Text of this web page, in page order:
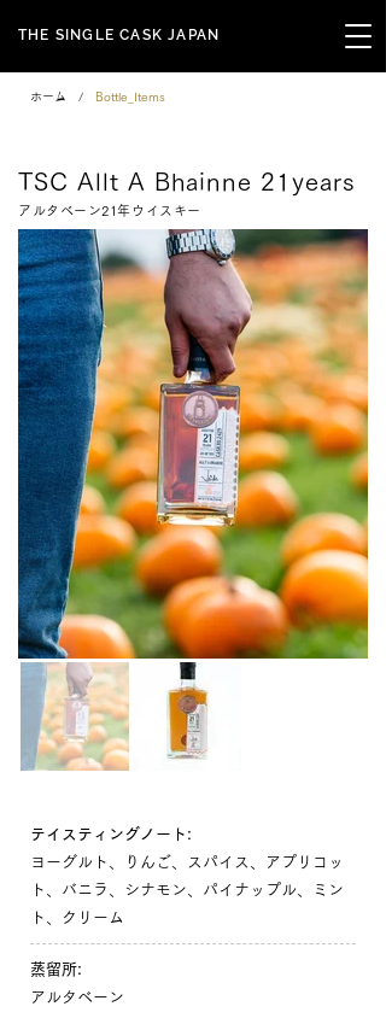
THE SINGLE CASK JAPAN
ホーム / Bottle_Items
TSC Allt A Bhainne 21years
アルタベーン21年ウイスキー
テイスティングノート:
ヨーグルト、りんご、スパイス、アプリコッ
ト、バニラ、シナモン、パイナップル、ミン
ト、クリーム
蒸留所:
アルタベーン